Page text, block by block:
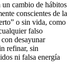
cambio de hábitos
conscientes de la
o sin vida, como
falso
desayunar
refinar, sin
ni falsa energía